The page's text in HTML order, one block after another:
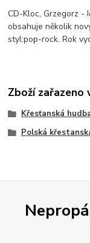
CD-Kloc, Grzegorz -
obsahuje několik
styl:pop-rock. Rok
Zboží zařazeno
Křesťanská
Polská